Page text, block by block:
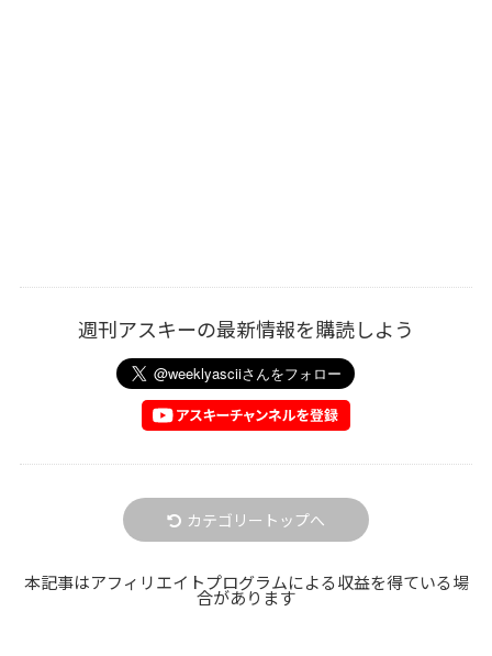
週刊アスキーの最新情報を購読しよう
カテゴリートップへ
本記事はアフィリエイトプログラムによる収益を得ている場
合があります